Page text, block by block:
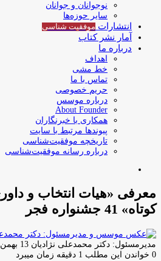
نوجوانان و جوانان
سایر حوزه‌ها
انتشارات موفقیت‌ شناسی
آمار نشر کتاب
درباره ما
اهداف
خط مشی
تماس با ما
حریم خصوصی
درباره موسس
About Founder
همکاری با خبرنگاران
پیوندها مرتبط با سایت
تاریخچه موفقیت‌شناسی
درباره رسانه موفقیت‌شناسی
معرفی «هیات انتخاب و
کوتاه» 41 جشنواره فجر
مدیرمسئول: دکتر محمدعلی نژادیان ارسال
ایمیل
13 بهمن 1401 12:52
0 خواندن این مطلب 1 دقیقه زمان میبرد